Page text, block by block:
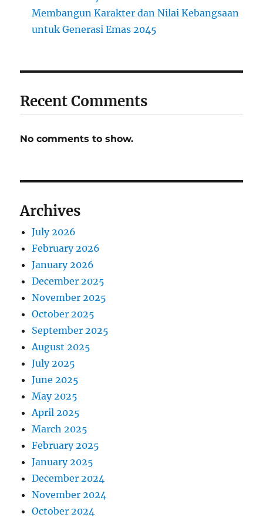
Membangun Karakter dan Nilai Kebangsaan
untuk Generasi Emas 2045
Recent Comments
No comments to show.
Archives
July 2026
February 2026
January 2026
December 2025
November 2025
October 2025
September 2025
August 2025
July 2025
June 2025
May 2025
April 2025
March 2025
February 2025
January 2025
December 2024
November 2024
October 2024